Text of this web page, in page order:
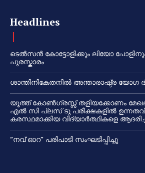
Headlines
ടെൽസൻ കോട്ടോളിക്കും ലിയോ
പുരസ്കാരം
ശാന്തിനികേതനിൽ അന്താരാഷ്ട്ര യോഗ
യൂത്ത് കോൺഗ്രസ്സ് തളിയക്കോണം
എൽ സി പ്ലസ് ടു പരീക്ഷകളിൽ
കരസ്ഥമാക്കിയ വിദ്യാർത്ഥികളെ
“നവ് ഓറ” പരിപാടി സംഘടിപ്പിച്ചു